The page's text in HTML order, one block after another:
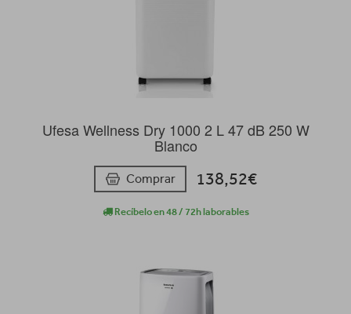
Ufesa Wellness Dry 1000 2 L 47 dB 250 W
Blanco
Comprar 138,52€
Recíbelo en 48 / 72h laborables